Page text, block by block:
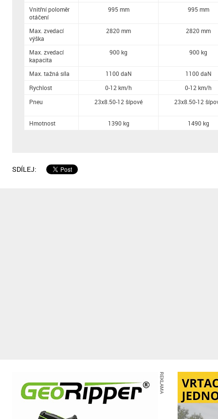
Vnitřní poloměr
otáčení
Max. zvedací
výška
Max. zvedací
kapacita
Max. tažná síla
Rychlost
Pneu
Hmotnost
995 mm 995 mm
2820 mm 2820 mm
900 kg 900 kg
1100 daN
1100 daN
0-12 km/h
0-12 km/h
23x8.50-12 šípové
23x8.50-12
1390 kg 1490 kg
SDÍLEJ:
REKLAMA